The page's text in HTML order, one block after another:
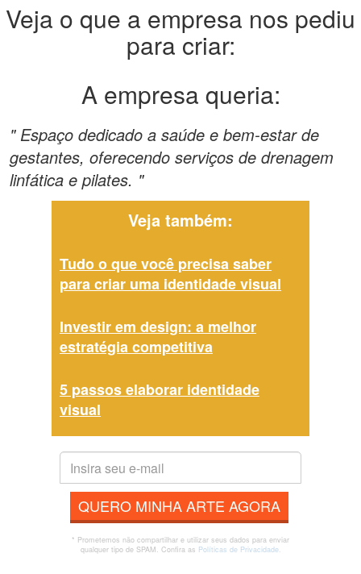
Veja o que a empresa nos pediu
para criar:
A empresa queria:
" Espaço dedicado a saúde e bem-estar de
gestantes, oferecendo serviços de drenagem
linfática e pilates. "
Veja também:
Tudo o que você precisa saber
para criar uma identidade visual
Investir em design: a melhor
estratégia competitiva
5 passos elaborar identidade
visual
QUERO MINHA ARTE AGORA
* Prometemos não compartilhar e utilizar seus dados para enviar
qualquer tipo de SPAM. Confira as Políticas de Privacidade.